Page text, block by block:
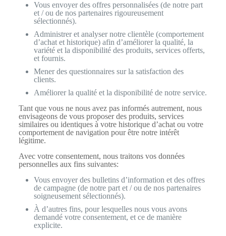
Vous envoyer des offres personnalisées (de notre part
et / ou de nos partenaires rigoureusement
sélectionnés).
Administrer et analyser notre clientèle (comportement
d’achat et historique) afin d’améliorer la qualité, la
variété et la disponibilité des produits, services offerts,
et fournis.
Mener des questionnaires sur la satisfaction des
clients.
Améliorer la qualité et la disponibilité de notre service.
Tant que vous ne nous avez pas informés autrement, nous
envisageons de vous proposer des produits, services
similaires ou identiques à votre historique d’achat ou votre
comportement de navigation pour être notre intérêt
légitime.
Avec votre consentement, nous traitons vos données
personnelles aux fins suivantes:
Vous envoyer des bulletins d’information et des offres
de campagne (de notre part et / ou de nos partenaires
soigneusement sélectionnés).
À d’autres fins, pour lesquelles nous vous avons
demandé votre consentement, et ce de manière
explicite.